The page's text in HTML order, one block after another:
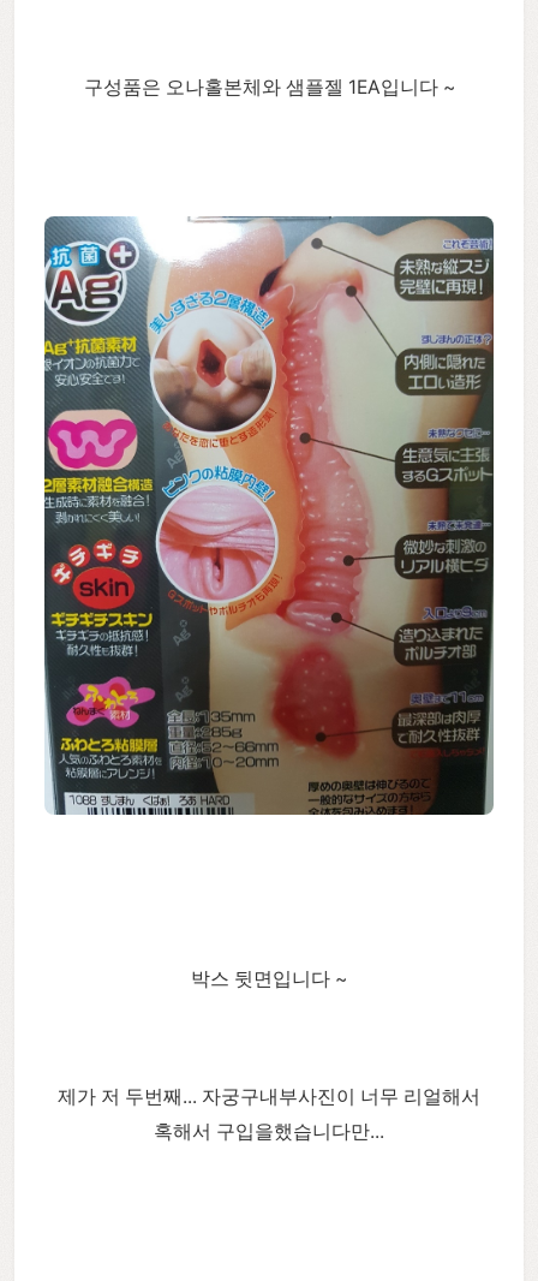
구성품은 오나홀본체와 샘플젤 1EA입니다 ~
박스 뒷면입니다 ~
제가 저 두번째... 자궁구내부사진이 너무 리얼해서
혹해서 구입을했습니다만...